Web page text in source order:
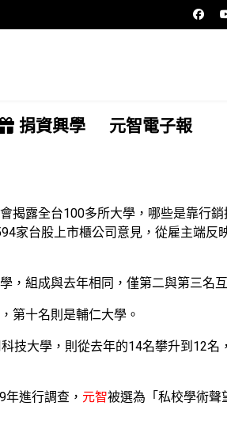
捐資興學 元智電子報
揭露全台100多所大學，哪些是靠行銷
家台股上市櫃公司意見，從雇主端反
，組成與去年相同，僅第二與第三名互
第十名則是輔仁大學。
技大學，則從去年的14名攀升到12名
進行調查， 元智被選為「私校學術聲